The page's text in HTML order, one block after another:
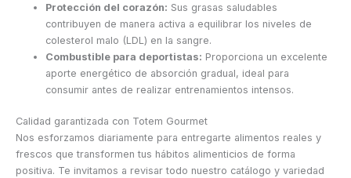
Protección del corazón: Sus grasas saludables
contribuyen de manera activa a equilibrar los niveles de
colesterol malo (LDL) en la sangre.
Combustible para deportistas: Proporciona un excelente
aporte energético de absorción gradual, ideal para
consumir antes de realizar entrenamientos intensos.
Calidad garantizada con Totem Gourmet
Nos esforzamos diariamente para entregarte alimentos reales y
frescos que transformen tus hábitos alimenticios de forma
positiva. Te invitamos a revisar todo nuestro catálogo y variedad